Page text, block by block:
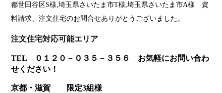
都世田谷区S様,埼玉県さいたま市T様,埼玉県さいたま市A様 資
料請求、注文住宅のお問合せありがとうございました。
注文住宅対応可能エリア
TEL ０１２０－０３５－３５６ お気軽にお問い合わ
せください！
京都・滋賀 限定3組様